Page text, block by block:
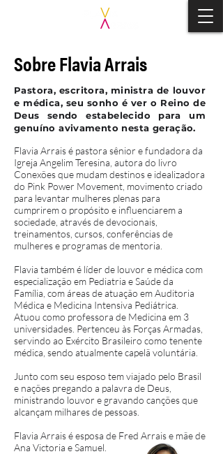
Sobre Flavia Arrais
Pastora, escritora, ministra de louvor
e médica, seu sonho é ver o Reino de
Deus sendo estabelecido para um
genuíno avivamento nesta geração.
Flavia Arrais é pastora sênior e fundadora da
Igreja Angelim Teresina, autora do livro
Conexões que mudam destinos e idealizadora
do Pink Power Movement, movimento criado
para levantar mulheres plenas para
cumprirem o propósito e influenciarem a
sociedade, através de devocionais,
treinamentos, cursos, conferências de
mulheres e programas de mentoria.
Flavia também é líder de louvor e médica com
especialização em Pediatria e Saúde da
Família, com áreas de atuação em Auditoria
Médica e Medicina Intensiva Pediátrica.
Atuou como professora de Medicina em 3
universidades. Pertenceu às Forças Armadas,
servindo ao Exército Brasileiro como tenente
médica, sendo atualmente capelã voluntária.
Junto com seu esposo tem viajado pelo Brasil
e nações pregando a palavra de Deus,
ministrando louvor e gravando canções que
alcançam milhares de pessoas.
Flavia Arrais é esposa de Fred Arrais e mãe de
Ana Victoria e Samuel.